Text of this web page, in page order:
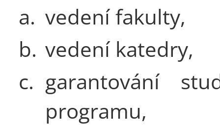
a. vedení fakulty,
b. vedení katedry,
c. garantování
programu,